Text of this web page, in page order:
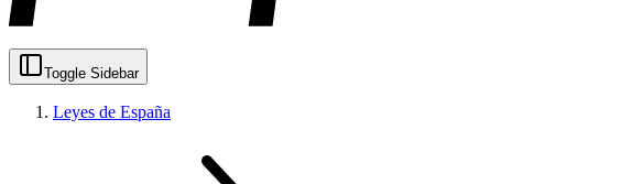
Toggle Sidebar
Leyes de España